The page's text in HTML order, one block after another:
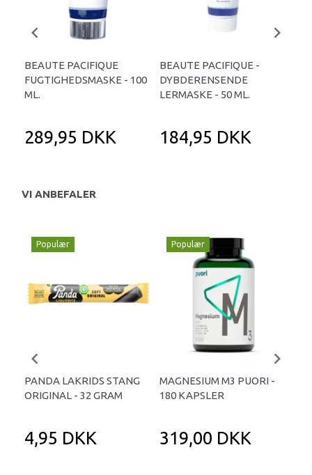
BEAUTE PACIFIQUE
FUGTIGHEDSMASKE - 100
ML.
289,95 DKK
BEAUTE PACIFIQUE -
DYBDERENSENDE
LERMASKE - 50 ML.
184,95 DKK
VI ANBEFALER
Populær
PANDA LAKRIDS STANG
ORIGINAL - 32 GRAM
4,95 DKK
Populær
MAGNESIUM M3 PUORI -
180 KAPSLER
319,00 DKK